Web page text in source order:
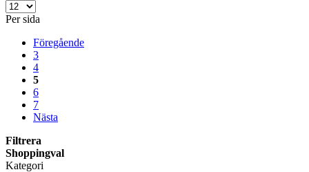
Per sida
Föregående
3
4
5
6
7
Nästa
Filtrera
Shoppingval
Kategori